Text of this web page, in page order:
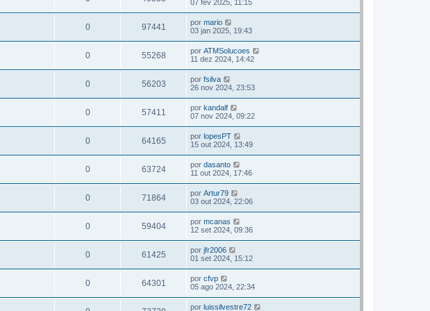
07 fev 2025, 11:15
0 97441 por mario
03 jan 2025, 19:43
0 55268 por ATMSolucoes
11 dez 2024, 14:42
0 56203 por fsilva
26 nov 2024, 23:53
0 57411 por kandalf
07 nov 2024, 09:22
0 64165 por lopesPT
15 out 2024, 13:49
0 63724 por dasanto
11 out 2024, 17:46
0 71864 por Artur79
03 out 2024, 22:06
0 59404 por mcanas
12 set 2024, 09:36
0 61425 por jfr2006
01 set 2024, 15:12
0 64301 por cfvp
05 ago 2024, 22:34
por luissilvestre72